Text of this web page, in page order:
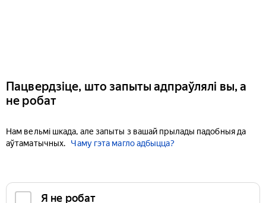
Пацвердзіце, што запыты адпраўлялі вы, а
не робат
Нам вельмі шкада, але запыты з вашай прылады падобныя да
аўтаматычных.
Чаму гэта магло адбыцца?
Я не робат